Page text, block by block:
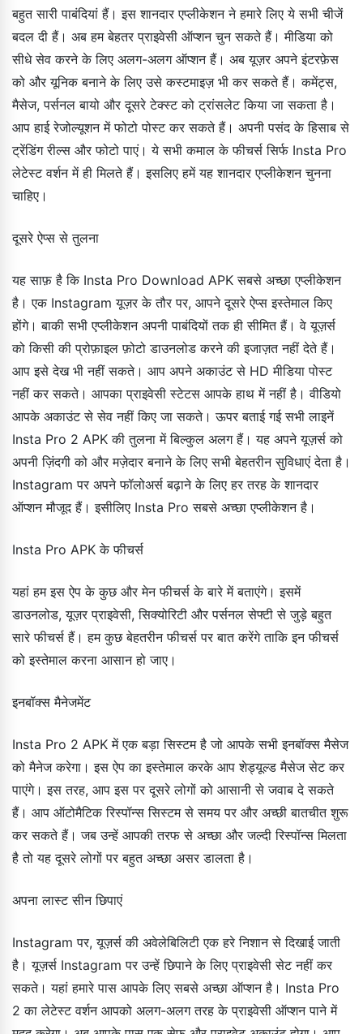
बहुत सारी पाबंदियां हैं। इस शानदार एप्लीकेशन ने हमारे लिए ये सभी चीजें
बदल दी हैं। अब हम बेहतर प्राइवेसी ऑप्शन चुन सकते हैं। मीडिया को
सीधे सेव करने के लिए अलग-अलग ऑप्शन हैं। अब यूज़र अपने इंटरफ़ेस
को और यूनिक बनाने के लिए उसे कस्टमाइज़ भी कर सकते हैं। कमेंट्स,
मैसेज, पर्सनल बायो और दूसरे टेक्स्ट को ट्रांसलेट किया जा सकता है।
आप हाई रेजोल्यूशन में फोटो पोस्ट कर सकते हैं। अपनी पसंद के हिसाब से
ट्रेंडिंग रील्स और फोटो पाएं। ये सभी कमाल के फीचर्स सिर्फ Insta Pro
लेटेस्ट वर्शन में ही मिलते हैं। इसलिए हमें यह शानदार एप्लीकेशन चुनना
चाहिए।
दूसरे ऐप्स से तुलना
यह साफ़ है कि Insta Pro Download APK सबसे अच्छा एप्लीकेशन
है। एक Instagram यूज़र के तौर पर, आपने दूसरे ऐप्स इस्तेमाल किए
होंगे। बाकी सभी एप्लीकेशन अपनी पाबंदियों तक ही सीमित हैं। वे यूज़र्स
को किसी की प्रोफ़ाइल फ़ोटो डाउनलोड करने की इजाज़त नहीं देते हैं।
आप इसे देख भी नहीं सकते। आप अपने अकाउंट से HD मीडिया पोस्ट
नहीं कर सकते। आपका प्राइवेसी स्टेटस आपके हाथ में नहीं है। वीडियो
आपके अकाउंट से सेव नहीं किए जा सकते। ऊपर बताई गई सभी लाइनें
Insta Pro 2 APK की तुलना में बिल्कुल अलग हैं। यह अपने यूज़र्स को
अपनी ज़िंदगी को और मज़ेदार बनाने के लिए सभी बेहतरीन सुविधाएं देता है।
Instagram पर अपने फॉलोअर्स बढ़ाने के लिए हर तरह के शानदार
ऑप्शन मौजूद हैं। इसीलिए Insta Pro सबसे अच्छा एप्लीकेशन है।
Insta Pro APK के फीचर्स
यहां हम इस ऐप के कुछ और मेन फीचर्स के बारे में बताएंगे। इसमें
डाउनलोड, यूज़र प्राइवेसी, सिक्योरिटी और पर्सनल सेफ्टी से जुड़े बहुत
सारे फीचर्स हैं। हम कुछ बेहतरीन फीचर्स पर बात करेंगे ताकि इन फीचर्स
को इस्तेमाल करना आसान हो जाए।
इनबॉक्स मैनेजमेंट
Insta Pro 2 APK में एक बड़ा सिस्टम है जो आपके सभी इनबॉक्स मैसेज
को मैनेज करेगा। इस ऐप का इस्तेमाल करके आप शेड्यूल्ड मैसेज सेट कर
पाएंगे। इस तरह, आप इस पर दूसरे लोगों को आसानी से जवाब दे सकते
हैं। आप ऑटोमैटिक रिस्पॉन्स सिस्टम से समय पर और अच्छी बातचीत शुरू
कर सकते हैं। जब उन्हें आपकी तरफ से अच्छा और जल्दी रिस्पॉन्स मिलता
है तो यह दूसरे लोगों पर बहुत अच्छा असर डालता है।
अपना लास्ट सीन छिपाएं
Instagram पर, यूज़र्स की अवेलेबिलिटी एक हरे निशान से दिखाई जाती
है। यूज़र्स Instagram पर उन्हें छिपाने के लिए प्राइवेसी सेट नहीं कर
सकते। यहां हमारे पास आपके लिए सबसे अच्छा ऑप्शन है। Insta Pro
2 का लेटेस्ट वर्शन आपको अलग-अलग तरह के प्राइवेसी ऑप्शन पाने में